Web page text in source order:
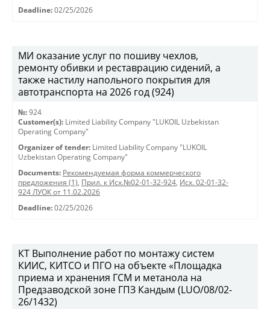
Deadline: 02/25/2026
МИ оказание услуг по пошиву чехлов,
ремонту обивки и реставрацию сидений, а
также настилу напольного покрытия для
автотранспорта на 2026 год (924)
№: 924
Customer(s): Limited Liability Company "LUKOIL Uzbekistan
Operating Company"
Organizer of tender: Limited Liability Company "LUKOIL
Uzbekistan Operating Company"
Documents: Рекомендуемая форма коммерческого
предложения (1), Прил. к Исх.№02-01-32-924, Исх. 02-01-32-
924 ЛУОК от 11.02.2026
Deadline: 02/25/2026
КТ Выполнение работ по монтажу систем
КИИС, КИТСО и ПГО на объекте «Площадка
приема и хранения ГСМ и метанола на
Предзаводской зоне ГПЗ Кандым (LUO/08/02-
26/1432)